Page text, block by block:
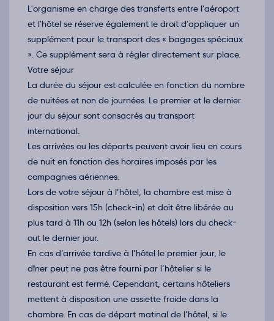
L'organisme en charge des transferts entre l'aéroport
et l'hôtel se réserve également le droit d'appliquer un
supplément pour le transport des « bagages spéciaux
». Ce supplément sera à régler directement sur place.
Votre séjour
La durée du séjour est calculée en fonction du nombre
de nuitées et non de journées. Le premier et le dernier
jour du séjour sont consacrés au transport
international.
Les arrivées ou les départs peuvent avoir lieu en cours
de nuit en fonction des horaires imposés par les
compagnies aériennes.
Lors de votre séjour à l’hôtel, la chambre est mise à
disposition vers 15h (check-in) et doit être libérée au
plus tard à 11h ou 12h (selon les hôtels) lors du check-
out le dernier jour.
En cas d’arrivée tardive à l’hôtel le premier jour, le
dîner peut ne pas être fourni par l’hôtelier si le
restaurant est fermé. Cependant, certains hôteliers
mettent à disposition une assiette froide dans la
chambre. En cas de départ matinal de l’hôtel, si le